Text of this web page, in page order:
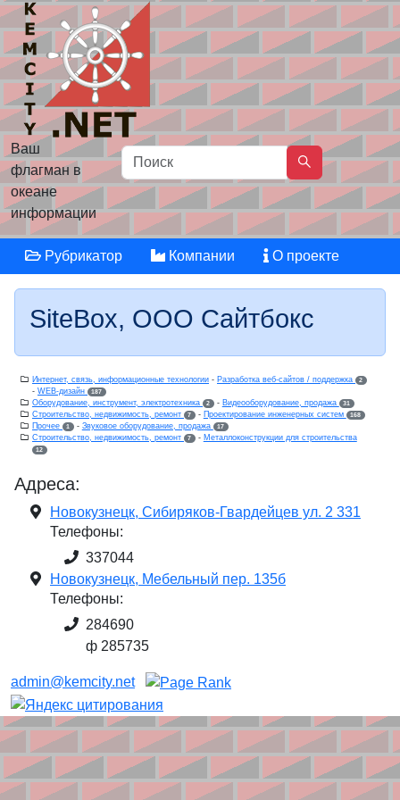
Ваш
флагман в
океане
информации
Рубрикатор Компании О проекте
SiteBox, ООО Сайтбокс
Интернет, связь, информационные технологии - Разработка веб-сайтов / поддержка 2
- WEB-дизайн 187
Оборудование, инструмент, электротехника 2 - Видеооборудование, продажа 31
Строительство, недвижимость, ремонт 7 - Проектирование инженерных систем 168
Прочее 1 - Звуковое оборудование, продажа 17
Строительство, недвижимость, ремонт 7 - Металлоконструкции для строительства
12
Адреса:
Новокузнецк, Сибиряков-Гвардейцев ул. 2 331
Телефоны:
337044
Новокузнецк, Мебельный пер. 135б
Телефоны:
284690
ф 285735
admin@kemcity.net